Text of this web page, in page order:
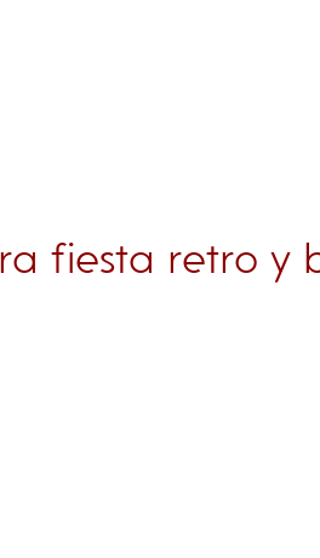
fiesta retro y